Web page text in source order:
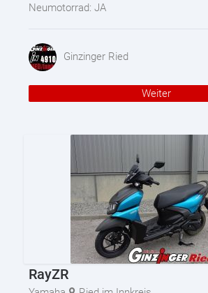
Neumotorrad: JA
Ginzinger Ried
Weiter
RayZR